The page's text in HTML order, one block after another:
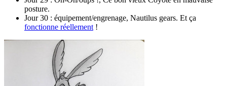
posture.
Jour 30 : équipement/engrenage, Nautilus gears. Et ça
fonctionne réellement !